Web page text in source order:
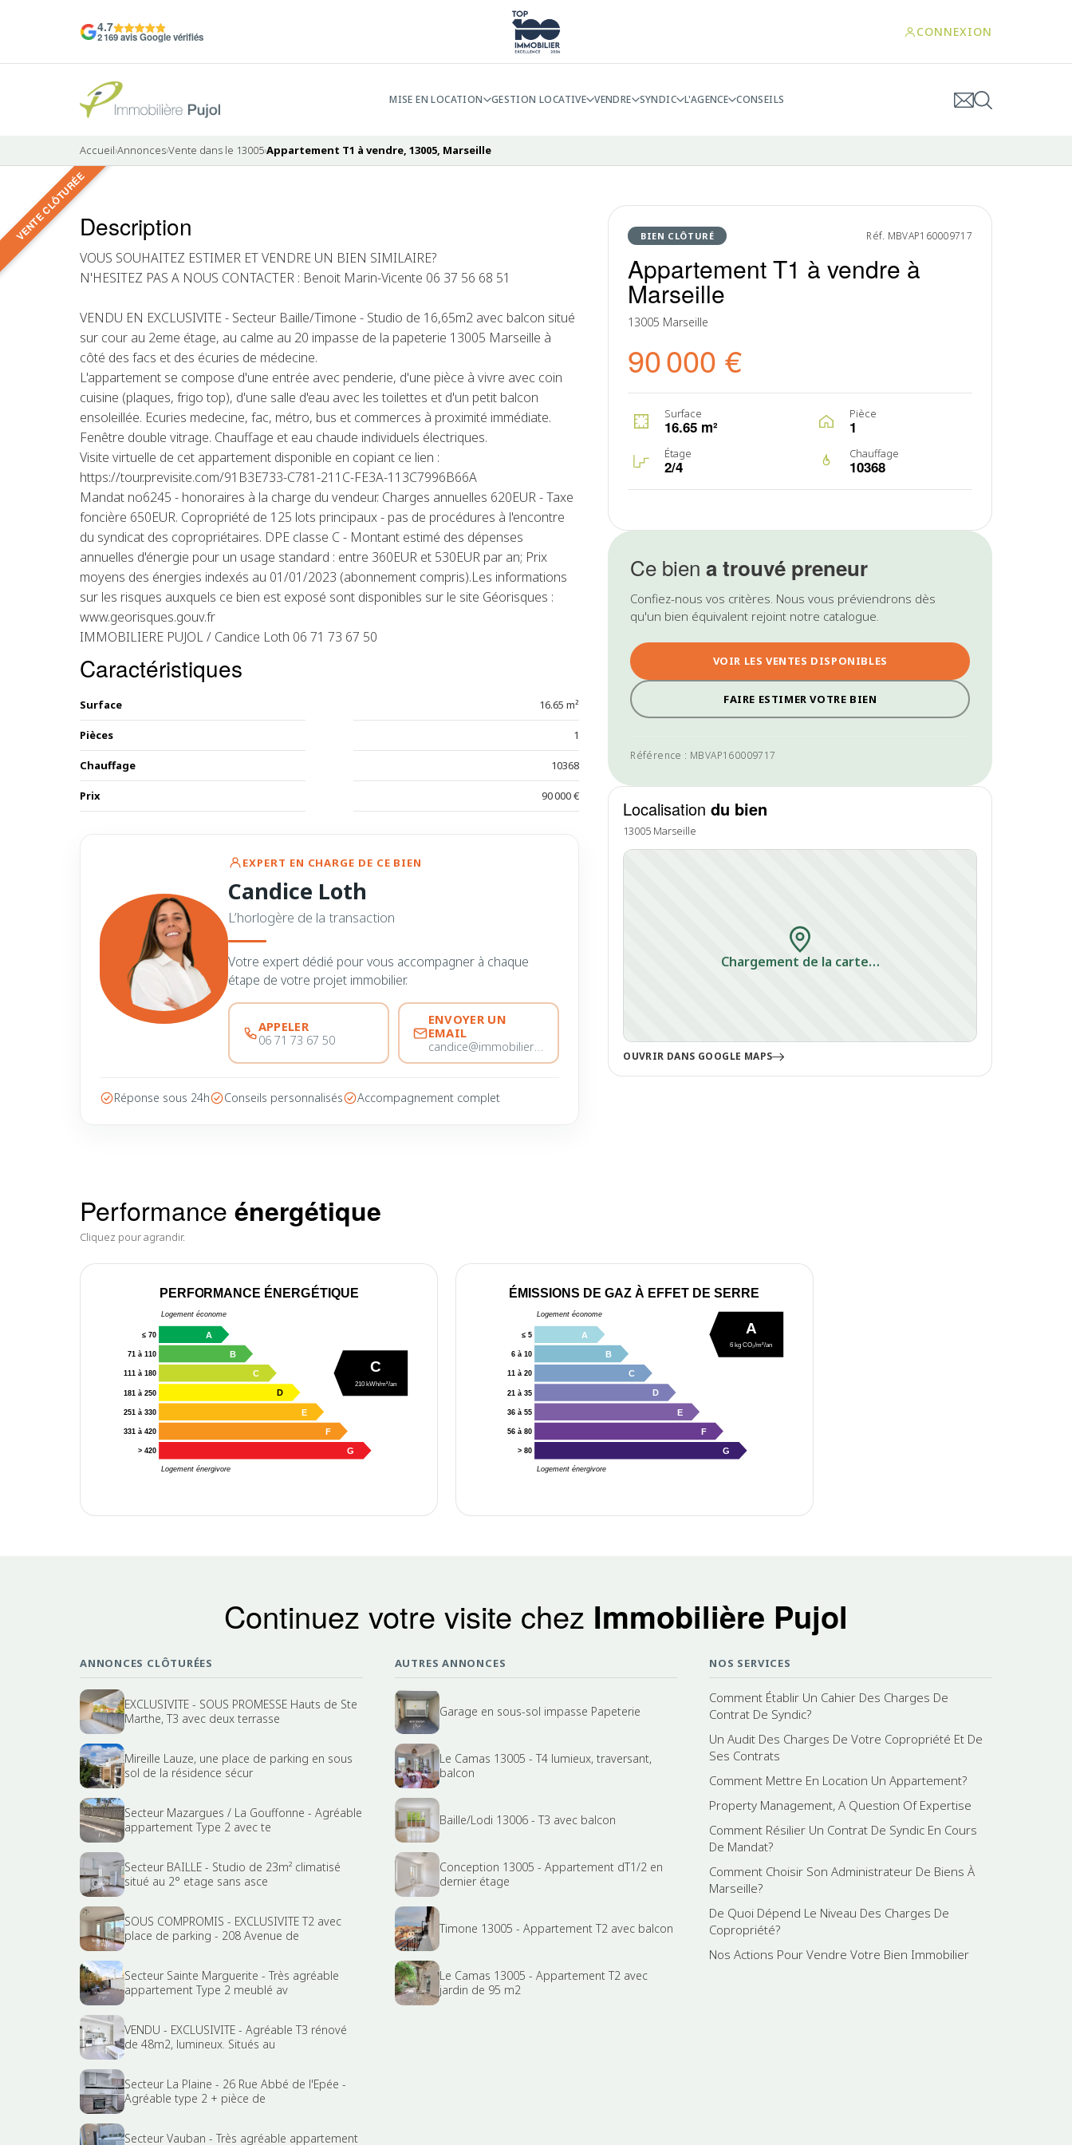
4.7
2 169 avis Google vérifiés CONNEXION
MISE EN LOCATION GESTION LOCATIVE VENDRE SYNDIC L'AGENCE CONSEILS
Accueil›Annonces›Vente dans le 13005›Appartement T1 à vendre, 13005, Marseille
VENTE CLÔTURÉE BIEN CLÔTURÉ Réf. MBVAP160009717
Appartement T1 à vendre à
Marseille
13005 Marseille
90 000 €
Surface
16.65 m²
Pièce
1
Étage
2/4
Chauffage
10368
Ce biena trouvé preneur
Confiez-nous vos critères. Nous vous préviendrons dès
qu'un bien équivalent rejoint notre catalogue.
VOIR LES VENTES DISPONIBLES
FAIRE ESTIMER VOTRE BIEN
Référence : MBVAP160009717
Localisationdu bien
13005 Marseille
Chargement de la carte…
OUVRIR DANS GOOGLE MAPS
VENDU
Description
VOUS SOUHAITEZ ESTIMER ET VENDRE UN BIEN SIMILAIRE?
N'HESITEZ PAS A NOUS CONTACTER : Benoit Marin-Vicente 06 37 56 68 51
VENDU EN EXCLUSIVITE - Secteur Baille/Timone - Studio de 16,65m2 avec balcon situé
sur cour au 2eme étage, au calme au 20 impasse de la papeterie 13005 Marseille à
côté des facs et des écuries de médecine.
L'appartement se compose d'une entrée avec penderie, d'une pièce à vivre avec coin
cuisine (plaques, frigo top), d'une salle d'eau avec les toilettes et d'un petit balcon
ensoleillée. Ecuries medecine, fac, métro, bus et commerces à proximité immédiate.
Fenêtre double vitrage. Chauffage et eau chaude individuels électriques.
Visite virtuelle de cet appartement disponible en copiant ce lien :
https://tour.previsite.com/91B3E733-C781-211C-FE3A-113C7996B66A
Mandat no6245 - honoraires à la charge du vendeur. Charges annuelles 620EUR - Taxe
foncière 650EUR. Copropriété de 125 lots principaux - pas de procédures à l'encontre
du syndicat des copropriétaires. DPE classe C - Montant estimé des dépenses
annuelles d'énergie pour un usage standard : entre 360EUR et 530EUR par an; Prix
moyens des énergies indexés au 01/01/2023 (abonnement compris).Les informations
sur les risques auxquels ce bien est exposé sont disponibles sur le site Géorisques :
www.georisques.gouv.fr
IMMOBILIERE PUJOL / Candice Loth 06 71 73 67 50
Caractéristiques
Surface 16.65 m²
Pièces 1
Chauffage 10368
Prix 90 000 €
EXPERT EN CHARGE DE CE BIEN
Candice Loth
L’horlogère de la transaction
Votre expert dédié pour vous accompagner à chaque
étape de votre projet immobilier.
APPELER
06 71 73 67 50
ENVOYER UN
EMAIL
candice@immobiliere-pujol.fr
Réponse sous 24h Conseils personnalisés Accompagnement complet
Performance énergétique
Cliquez pour agrandir.
PERFORMANCE ÉNERGÉTIQUE
Logement économe
Logement énergivore
≤ 70 A
71 à 110 B
111 à 180 C
181 à 250 D
251 à 330 E
331 à 420 F
> 420 G
C
210 kWh/m²/an
ÉMISSIONS DE GAZ À EFFET DE SERRE
Logement économe
Logement énergivore
≤ 5 A
6 à 10 B
11 à 20 C
21 à 35 D
36 à 55 E
56 à 80 F
> 80 G
A
6 kg CO₂/m²/an
Continuez votre visite chez Immobilière Pujol
ANNONCES CLÔTURÉES
EXCLUSIVITE - SOUS PROMESSE Hauts de Ste
Marthe, T3 avec deux terrasse
Mireille Lauze, une place de parking en sous
sol de la résidence sécur
Secteur Mazargues / La Gouffonne - Agréable
appartement Type 2 avec te
Secteur BAILLE - Studio de 23m² climatisé
situé au 2° etage sans asce
SOUS COMPROMIS - EXCLUSIVITE T2 avec
place de parking - 208 Avenue de
Secteur Sainte Marguerite - Très agréable
appartement Type 2 meublé av
VENDU - EXCLUSIVITE - Agréable T3 rénové
de 48m2, lumineux. Situés au
Secteur La Plaine - 26 Rue Abbé de l'Epée -
Agréable type 2 + pièce de
Secteur Vauban - Très agréable appartement
AUTRES ANNONCES
Garage en sous-sol impasse Papeterie
Le Camas 13005 - T4 lumieux, traversant,
balcon
Baille/Lodi 13006 - T3 avec balcon
Conception 13005 - Appartement dT1/2 en
dernier étage
Timone 13005 - Appartement T2 avec balcon
Le Camas 13005 - Appartement T2 avec
jardin de 95 m2
NOS SERVICES
Comment Établir Un Cahier Des Charges De
Contrat De Syndic?
Un Audit Des Charges De Votre Copropriété Et De
Ses Contrats
Comment Mettre En Location Un Appartement?
Property Management, A Question Of Expertise
Comment Résilier Un Contrat De Syndic En Cours
De Mandat?
Comment Choisir Son Administrateur De Biens À
Marseille?
De Quoi Dépend Le Niveau Des Charges De
Copropriété?
Nos Actions Pour Vendre Votre Bien Immobilier